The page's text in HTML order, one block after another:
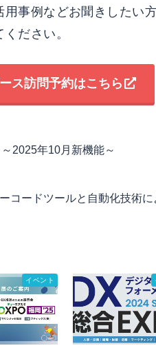
事例などお聞きしたい
ださい。
ス訪問予約はこちら
2025年10月新機能～
コードツールと自動化技術
イベント